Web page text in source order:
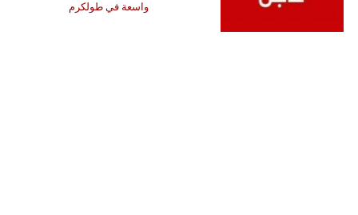
واسعة في طولكرم